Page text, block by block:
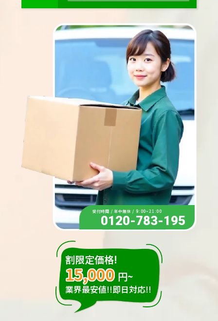
受付時間 / 年中無休 / 9:00~21:00
0120-783-195
割限定価格!
15,000 円~
業界最安値!!即日対応!!